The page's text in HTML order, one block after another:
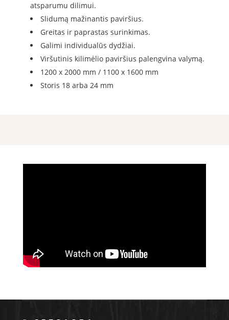
atsparumu dilimui.
Slidumą mažinantis paviršius.
Greitas ir paprastas surinkimas.
Galimi individualūs dydžiai.
Viršutinis kilimėlio paviršius palengvina valymą.
1200 x 2000 mm / 1100 x 1600 mm
Storis 18 arba 24 mm